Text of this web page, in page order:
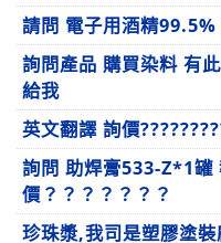
請問 電子用酒精
詢問產品 購買染料 有
給我
英文翻譯 詢價
詢問 助焊膏533-Z*1罐
價？？？？？？？
珍珠漿,我司是塑膠塗